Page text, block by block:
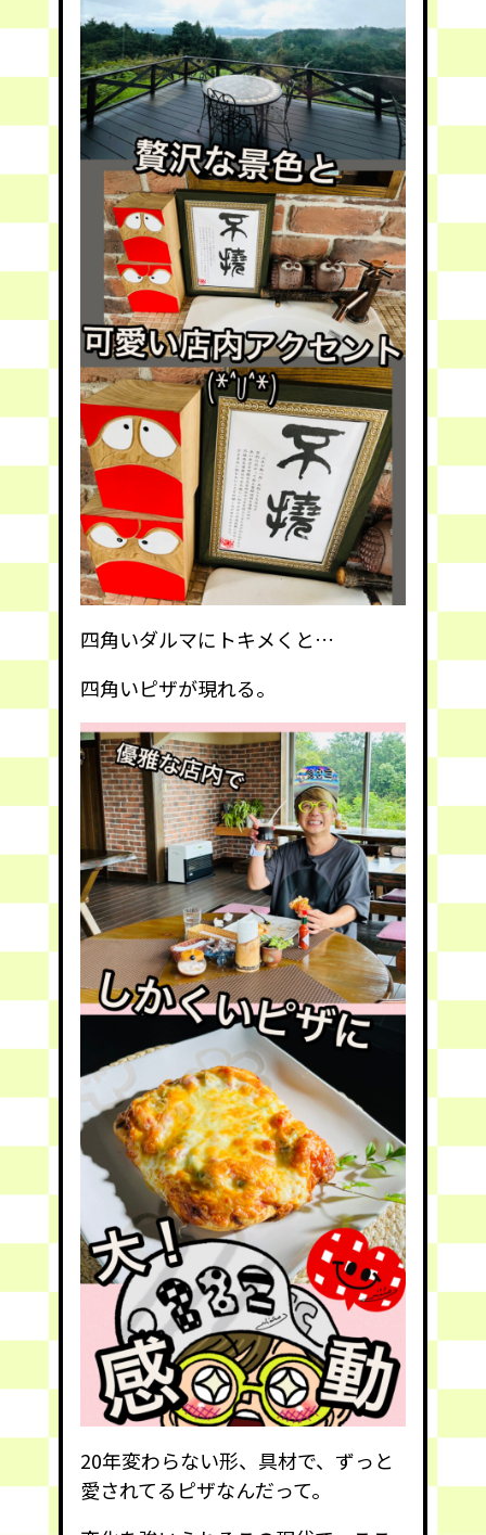
四角いダルマにトキメくと…
四角いピザが現れる。
20年変わらない形、具材で、ずっと
愛されてるピザなんだって。